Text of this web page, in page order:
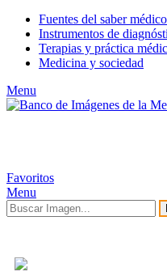
Fuentes del saber médico
Instrumentos de
Terapias y práctica
Medicina y sociedad
Menu
Favoritos
Menu